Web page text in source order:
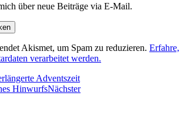
über neue Beiträge via E-Mail.
Akismet, um Spam zu reduzieren. Erfahre,
verarbeitet werden.
Adventszeit
HinwurfsNächster